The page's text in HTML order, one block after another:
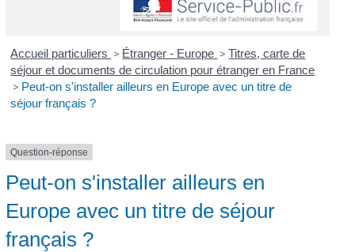
Accueil particuliers > Étranger - Europe > Titres, carte de
séjour et documents de circulation pour étranger en France
> Peut-on s'installer ailleurs en Europe avec un titre de
séjour français ?
Question-réponse
Peut-on s'installer ailleurs en
Europe avec un titre de séjour
français ?